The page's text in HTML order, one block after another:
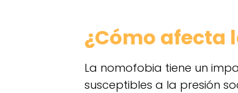
¿Cómo afecta
La nomofobia tiene un
susceptibles a la presión